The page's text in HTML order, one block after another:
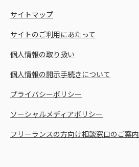
サイトマップ
サイトのご利用にあたって
個人情報の取り扱い
個人情報の開示手続きについて
プライバシーポリシー
ソーシャルメディアポリシー
フリーランスの方向け相談窓口のご案内